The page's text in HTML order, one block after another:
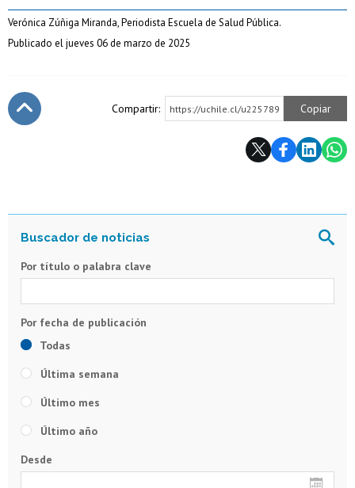
Verónica Zúñiga Miranda, Periodista Escuela de Salud Pública.
Publicado el jueves 06 de marzo de 2025
Compartir: https://uchile.cl/u225789 Copiar
Por título o palabra clave
Todas
Última semana
Último mes
Último año
Desde